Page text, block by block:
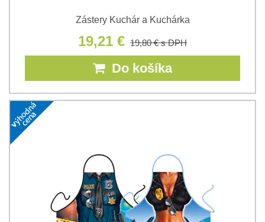
Zástery Kuchár a Kuchárka
19,21 € 19,80 €s DPH
Do košíka